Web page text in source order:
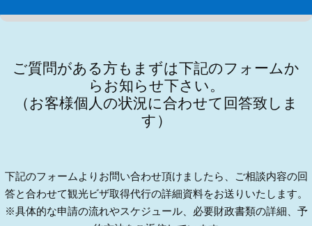
ご質問がある方もまずは下記のフォームか
らお知らせ下さい。
（お客様個人の状況に合わせて回答致しま
す）
下記のフォームよりお問い合わせ頂けましたら、ご相談内容の回
答と合わせて観光ビザ取得代行の詳細資料をお送りいたします。
※具体的な申請の流れやスケジュール、必要財政書類の詳細、予